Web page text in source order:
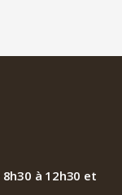
8h30 à 12h30 et